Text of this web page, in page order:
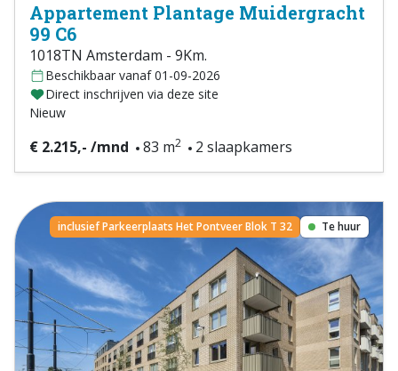
Appartement Plantage Muidergracht
99 C6
1018TN Amsterdam - 9Km.
Beschikbaar vanaf 01-09-2026
Direct inschrijven via deze site
Nieuw
€ 2.215,- /mnd 83 m2 2 slaapkamers
inclusief Parkeerplaats Het Pontveer Blok T 32 Te huur